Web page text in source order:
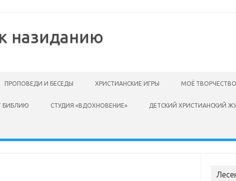
назиданию
ПРОПОВЕДИ И БЕСЕДЫ ХРИСТИАНСКИЕ ИГРЫ МОЁ ТВОРЧЕСТВО
БИБЛИЮ СТУДИЯ «ВДОХНОВЕНИЕ» ДЕТСКИЙ ХРИСТИАНСКИЙ